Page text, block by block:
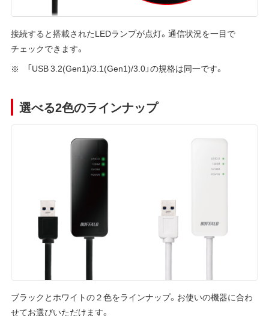
接続すると搭載されたLEDランプが点灯。通信状況を一目で
チェックできます。
「USB 3.2(Gen1)/3.1(Gen1)/3.0」の規格は同一です。
選べる2色のラインナップ
ブラックとホワイトの２色をラインナップ。お使いの機器に合わ
せてお選びいただけます。